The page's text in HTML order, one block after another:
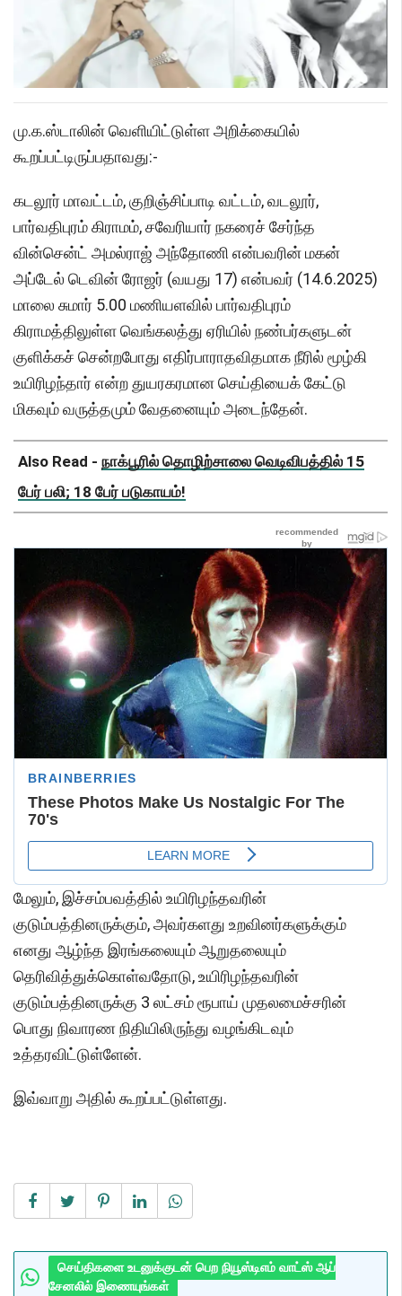
மு.க.ஸ்டாலின் வெளியிட்டுள்ள அறிக்கையில்
கூறப்பட்டிருப்பதாவது:-
கடலூர் மாவட்டம், குறிஞ்சிப்பாடி வட்டம், வடலூர்,
பார்வதிபுரம் கிராமம், சவேரியார் நகரைச் சேர்ந்த
வின்சென்ட் அமல்ராஜ் அந்தோணி என்பவரின் மகன்
அப்டேல் டெவின் ரோஜர் (வயது 17) என்பவர் (14.6.2025)
மாலை சுமார் 5.00 மணியளவில் பார்வதிபுரம்
கிராமத்திலுள்ள வெங்கலத்து ஏரியில் நண்பர்களுடன்
குளிக்கச் சென்றபோது எதிர்பாராதவிதமாக நீரில் மூழ்கி
உயிரிழந்தார் என்ற துயரகரமான செய்தியைக் கேட்டு
மிகவும் வருத்தமும் வேதனையும் அடைந்தேன்.
Also Read - நாக்பூரில் தொழிற்சாலை வெடிவிபத்தில் 15
பேர் பலி; 18 பேர் படுகாயம்!
மேலும், இச்சம்பவத்தில் உயிரிழந்தவரின்
குடும்பத்தினருக்கும், அவர்களது உறவினர்களுக்கும்
எனது ஆழ்ந்த இரங்கலையும் ஆறுதலையும்
தெரிவித்துக்கொள்வதோடு, உயிரிழந்தவரின்
குடும்பத்தினருக்கு 3 லட்சம் ரூபாய் முதலமைச்சரின்
பொது நிவாரண நிதியிலிருந்து வழங்கிடவும்
உத்தரவிட்டுள்ளேன்.
இவ்வாறு அதில் கூறப்பட்டுள்ளது.
செய்திகளை உடனுக்குடன் பெற நியூஸ்டிஎம் வாட்ஸ் ஆப்
சேனலில் இணையுங்கள்